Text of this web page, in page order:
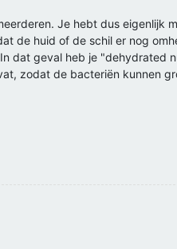
Je hebt dus eigenlijk
de huid of de schil er nog
dat geval heb je "dehydrated
zodat de bacteriën kunnen